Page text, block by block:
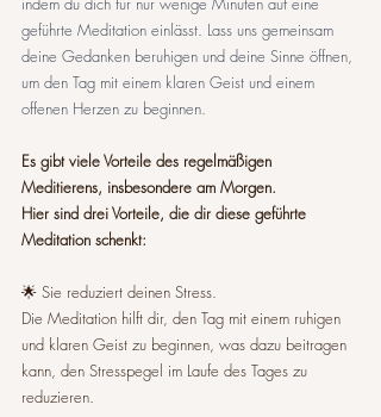
geführte Meditation einlässt. Lass uns gemeinsam
deine Gedanken beruhigen und deine Sinne öffnen,
um den Tag mit einem klaren Geist und einem
offenen Herzen zu beginnen.
Es gibt viele Vorteile des regelmäßigen
Meditierens, insbesondere am Morgen.
Hier sind drei Vorteile, die dir diese geführte
Meditation schenkt:
🌟 Sie reduziert deinen Stress.
Die Meditation hilft dir, den Tag mit einem ruhigen
und klaren Geist zu beginnen, was dazu beitragen
kann, den Stresspegel im Laufe des Tages zu
reduzieren.